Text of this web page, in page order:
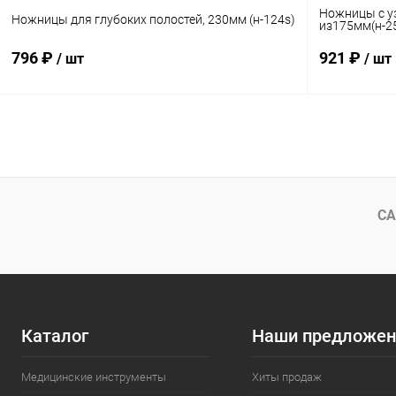
Ножницы для глубоких полостей, 230мм (н-124s)
796 ₽ / шт
Купить в 1 клик Сравнение
Ножницы с
из175мм(н-
921 ₽ / шт
Купить в 1
В
Каталог
Медицинские инструменты
Наши
Хиты продаж